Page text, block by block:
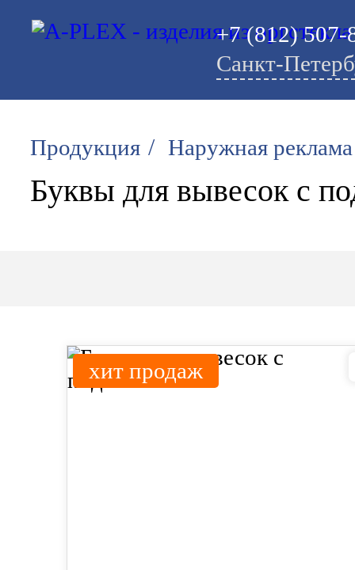
+7 (812) 507-
Санкт-
Продукция / Наружная реклама
Буквы для вывесок с
хит продаж